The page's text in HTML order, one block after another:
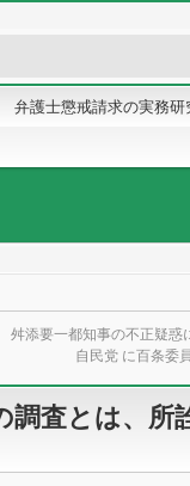
弁護士懲戒請求の実務研
舛添要一都知事の不正疑惑
自民党 に百条委
査とは、所